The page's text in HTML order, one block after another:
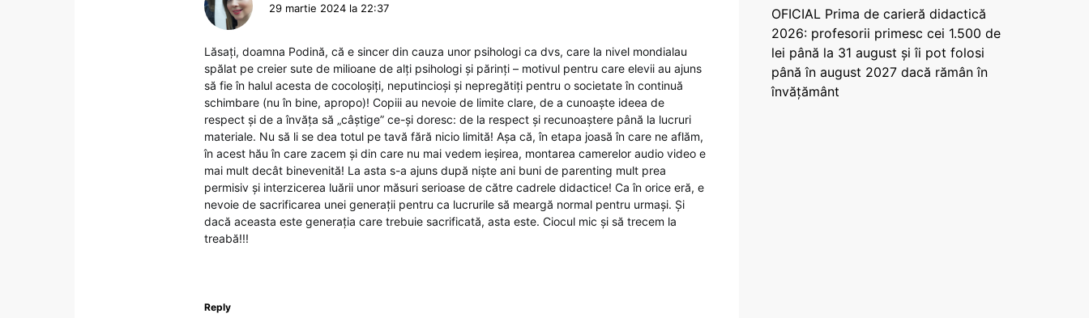
29 martie 2024 la 22:37
Lăsați, doamna Podină, că e sincer din cauza unor psihologi ca dvs, care la nivel mondialau
spălat pe creier sute de milioane de alți psihologi și părinți – motivul pentru care elevii au ajuns
să fie în halul acesta de cocoloșiți, neputincioși și nepregătiți pentru o societate în continuă
schimbare (nu în bine, apropo)! Copiii au nevoie de limite clare, de a cunoaște ideea de
respect și de a învăța să „câștige” ce-și doresc: de la respect și recunoaștere până la lucruri
materiale. Nu să li se dea totul pe tavă fără nicio limită! Așa că, în etapa joasă în care ne aflăm,
în acest hău în care zacem și din care nu mai vedem ieșirea, montarea camerelor audio video e
mai mult decât binevenită! La asta s-a ajuns după niște ani buni de parenting mult prea
permisiv și interzicerea luării unor măsuri serioase de către cadrele didactice! Ca în orice eră, e
nevoie de sacrificarea unei generații pentru ca lucrurile să meargă normal pentru urmași. Și
dacă aceasta este generația care trebuie sacrificată, asta este. Ciocul mic și să trecem la
treabă!!!
Reply
OFICIAL Prima de carieră didactică
2026: profesorii primesc cei 1.500 de
lei până la 31 august și îi pot folosi
până în august 2027 dacă rămân în
învățământ